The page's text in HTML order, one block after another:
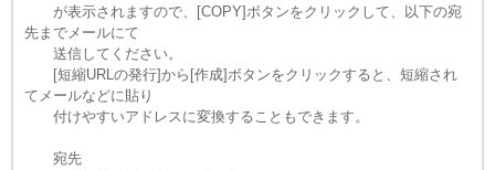
が表示されますので、[COPY]ボタンをクリックして、以下の宛
先までメールにて
送信してください。
[短縮URLの発行]から[作成]ボタンをクリックすると、短縮され
てメールなどに貼り
付けやすいアドレスに変換することもできます。
宛先